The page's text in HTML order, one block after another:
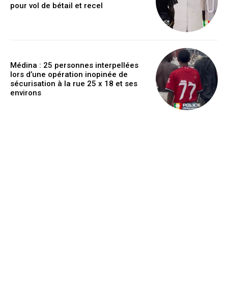
pour vol de bétail et recel
Médina : 25 personnes interpellées
lors d’une opération inopinée de
sécurisation à la rue 25 x 18 et ses
environs